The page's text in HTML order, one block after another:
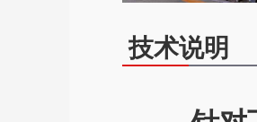
技术说明